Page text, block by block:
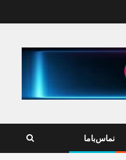
نماس‌باما